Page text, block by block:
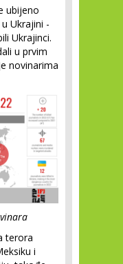
ubijeno
Ukrajini -
Ukrajinci.
u prvim
novinarima
terora
i